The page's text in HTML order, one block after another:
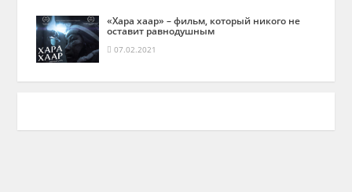
«Хара хаар» – фильм, который никого не
оставит равнодушным
07.02.2021